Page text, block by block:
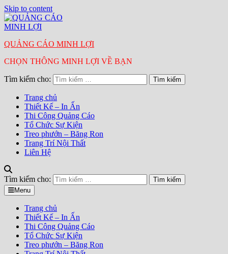
Skip to content
QUẢNG CÁO MINH LỢI
CHỌN THÔNG MINH LỢI VỀ BẠN
Tìm kiếm cho:
Trang chủ
Thiết Kế – In Ấn
Thi Công Quảng Cáo
Tổ Chức Sự Kiện
Treo phướn – Băng Ron
Trang Trí Nội Thất
Liên Hệ
Tìm kiếm cho:
Menu
Trang chủ
Thiết Kế – In Ấn
Thi Công Quảng Cáo
Tổ Chức Sự Kiện
Treo phướn – Băng Ron